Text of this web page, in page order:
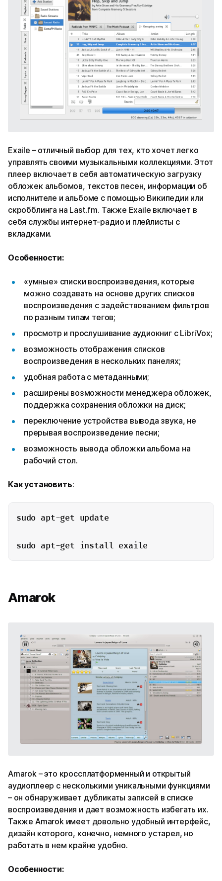
Exaile – отличный выбор для тех, кто хочет легко
управлять своими музыкальными коллекциями. Этот
плеер включает в себя автоматическую загрузку
обложек альбомов, текстов песен, информации об
исполнителе и ​​альбоме с помощью Википедии или
скробблинга на Last.fm. Также Exaile включает в
себя службы интернет-радио и плейлисты с
вкладками.
Особенности:
«умные» списки воспроизведения, которые
можно создавать на основе других списков
воспроизведения с задействованием фильтров
по разным типам тегов;
просмотр и прослушивание аудиокниг с LibriVox;
возможность отображения списков
воспроизведения в нескольких панелях;
удобная работа с метаданными;
расширены возможности менеджера обложек,
поддержка сохранения обложки на диск;
переключение устройства вывода звука, не
прерывая воспроизведение песни;
возможность вывода обложки альбома на
рабочий стол.
Какустановить:
sudo apt-get update
sudo apt-get install exaile
Amarok
Amarok – это кроссплатформенный и открытый
аудиоплеер с несколькими уникальными функциями
– он обнаруживает дубликаты записей в списке
воспроизведения и дает возможность избегать их.
Также Amarok имеет довольно удобный интерфейс,
дизайн которого, конечно, немного устарел, но
работать в нем крайне удобно.
Особенности: